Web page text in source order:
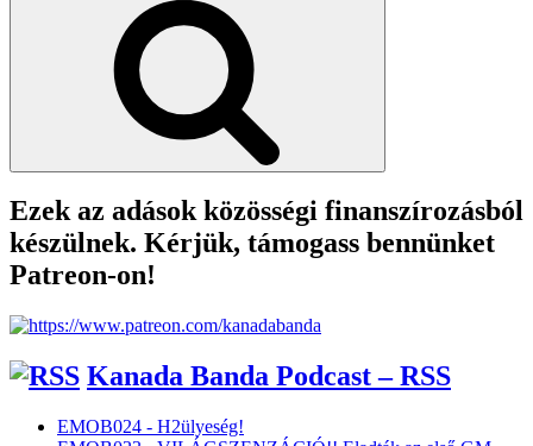
Ezek az adások közösségi finanszírozásból
készülnek. Kérjük, támogass bennünket
Patreon-on!
Kanada Banda Podcast – RSS
EMOB024 - H2ülyeség!